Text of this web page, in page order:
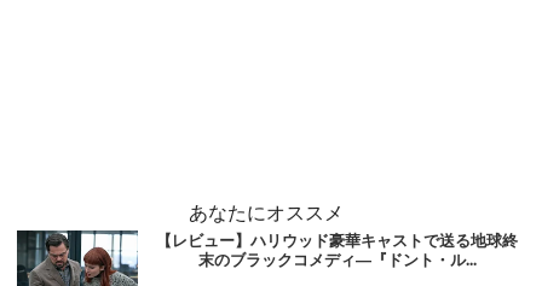
あなたにオススメ
【レビュー】ハリウッド豪華キャストで送る地球終
末のブラックコメディ―『ドント・ル...